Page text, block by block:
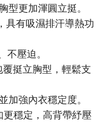
型更加渾圓立挺。
具有吸濕排汗導熱功
壓迫。
挺立胸型，輕鬆支
加強內衣穩定度。
穩定，高背帶紓壓